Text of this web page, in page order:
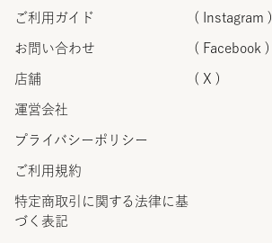
ご利用ガイド
お問い合わせ
店舗
運営会社
プライバシーポリシー
ご利用規約
特定商取引に関する法律に基
づく表記
( Instagram )
( Facebook )
( X )